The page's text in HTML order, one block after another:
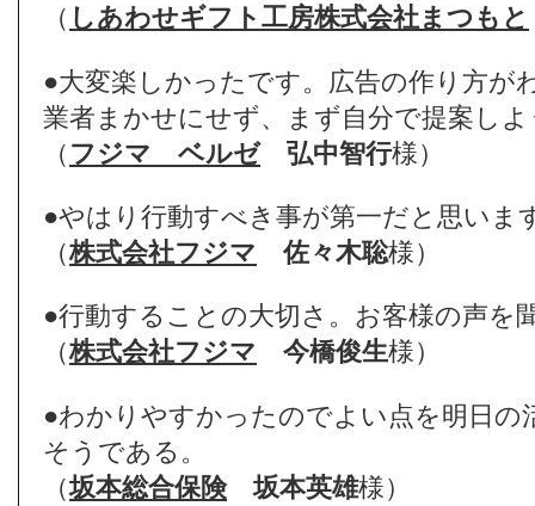
（ しあわせギフト工房株式会社まつもと
●大変楽しかったです。広告の作り方が
業者まかせにせず、まず自分で提案し
（ フジマ ベルゼ 弘中智行様）
●やはり行動すべき事が第一だと思いま
（株式会社フジマ 佐々木聡様）
●行動することの大切さ。お客様の声を
（株式会社フジマ 今橋俊生様）
●わかりやすかったのでよい点を明日の
そうである。
（坂本総合保険 坂本英雄様）